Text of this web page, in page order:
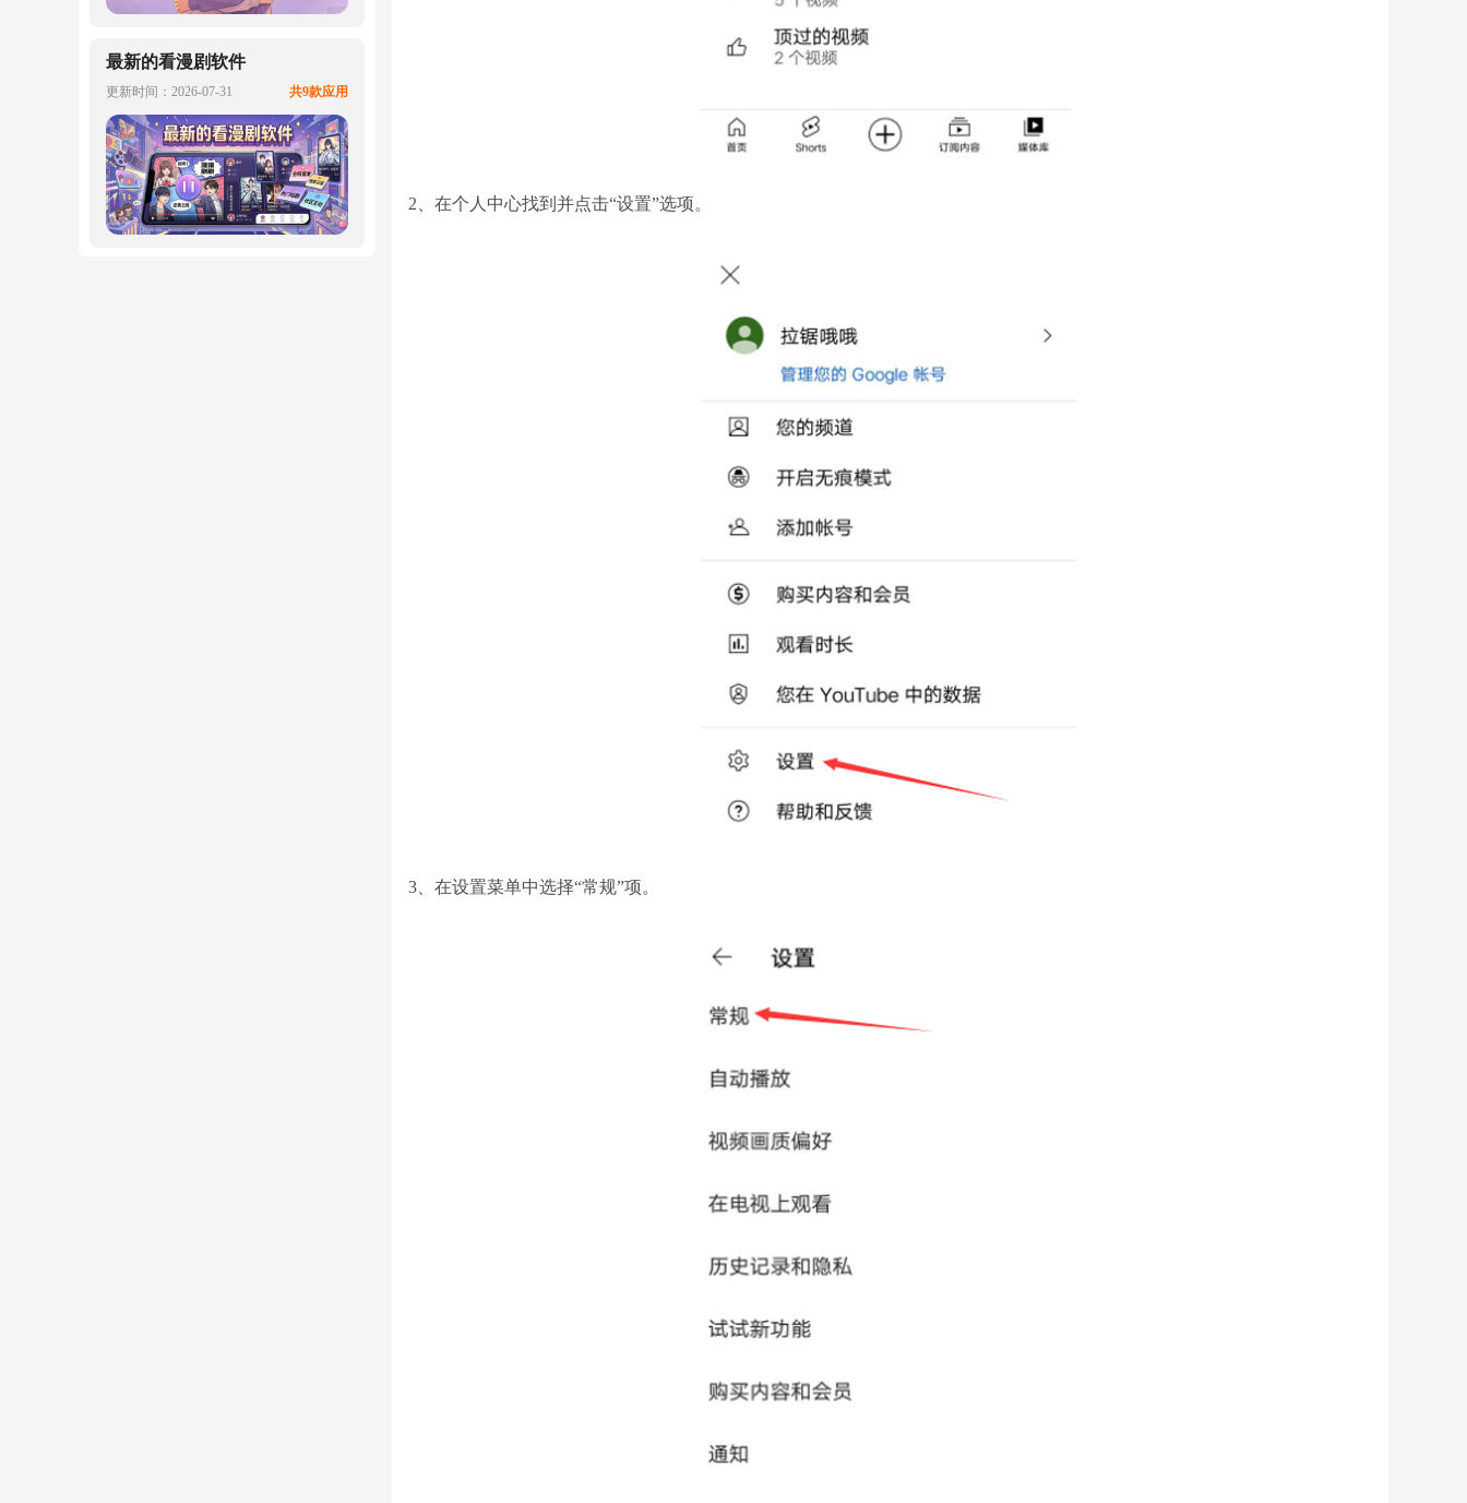
最新的看漫剧软件
更新时间：2026-07-31 共9款应用
2、在个人中心找到并点击“设置”选项。
3、在设置菜单中选择“常规”项。